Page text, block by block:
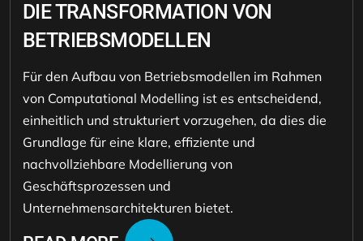
DIE TRANSFORMATION VON
BETRIEBSMODELLEN
Für den Aufbau von Betriebsmodellen im Rahmen
von Computational Modelling ist es entscheidend,
einheitlich und strukturiert vorzugehen, da dies die
Grundlage für eine klare, effiziente und
nachvollziehbare Modellierung von
Geschäftsprozessen und
Unternehmensarchitekturen bietet.